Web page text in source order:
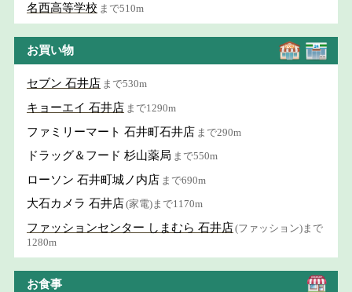
名西高等学校 まで510m
お買い物
セブン 石井店 まで530m
キョーエイ 石井店 まで1290m
ファミリーマート 石井町石井店 まで290m
ドラッグ＆フード 杉山薬局 まで550m
ローソン 石井町城ノ内店 まで690m
大石カメラ 石井店(家電)まで1170m
ファッションセンター しまむら 石井店(ファッション)まで
1280m
お食事